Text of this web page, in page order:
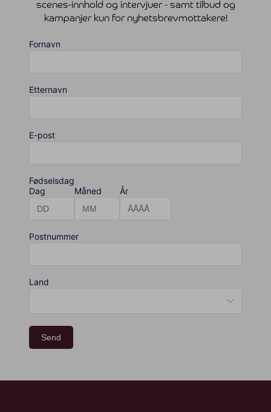
scenes-innhold og intervjuer - samt tilbud og
kampanjer kun for nyhetsbrevmottakere!
Fornavn
Etternavn
E-post
Fødselsdag
Dag
Måned År
Postnummer
Land
Send